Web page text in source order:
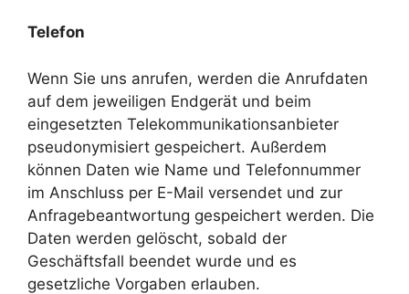
Telefon
Wenn Sie uns anrufen, werden die Anrufdaten
auf dem jeweiligen Endgerät und beim
eingesetzten Telekommunikationsanbieter
pseudonymisiert gespeichert. Außerdem
können Daten wie Name und Telefonnummer
im Anschluss per E-Mail versendet und zur
Anfragebeantwortung gespeichert werden. Die
Daten werden gelöscht, sobald der
Geschäftsfall beendet wurde und es
gesetzliche Vorgaben erlauben.